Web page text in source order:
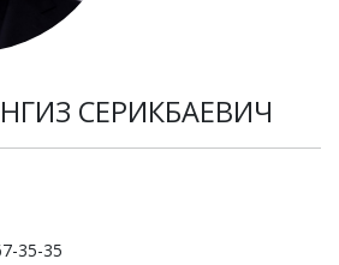
СЕРИКБАЕВИЧ
35-35